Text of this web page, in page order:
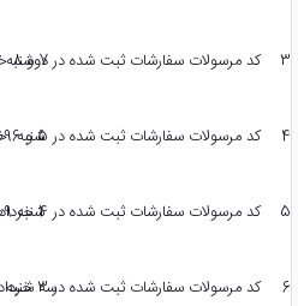
3 کد مرسولات سفارشات ثبت شده در 7 و 8 خرداددوشنبه 11 خرداد
4 کد مرسولات سفارشات ثبت شده در 5 و 6 خرداد شنبه 09 خرداد
5 کد مرسولات سفارشات ثبت شده در 4 خرداد شنبه 09 خرداد
6 کد مرسولات سفارشات ثبت شده در 3 خردادسه شنبه 05 خرداد